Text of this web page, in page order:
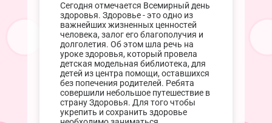
Сегодня отмечается Всемирный день
здоровья. Здоровье - это одно из
важнейших жизненных ценностей
человека, залог его благополучия и
долголетия. Об этом шла речь на
уроке здоровья, который провела
детская модельная библиотека, для
детей из центра помощи, оставшихся
без попечения родителей. Ребята
совершили небольшое путешествие в
страну Здоровья. Для того чтобы
укрепить и сохранить здоровье